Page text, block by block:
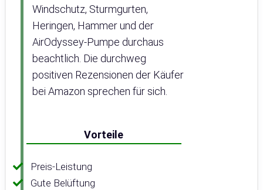
Windschutz, Sturmgurten,
Heringen, Hammer und der
AirOdyssey-Pumpe durchaus
beachtlich. Die durchweg
positiven Rezensionen der Käufer
bei Amazon sprechen für sich.
Vorteile
Preis-Leistung
Gute Belüftung